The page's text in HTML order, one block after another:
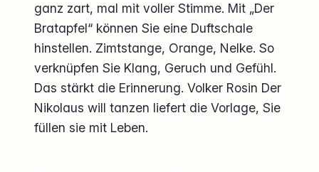
ganz zart, mal mit voller Stimme. Mit „Der
Bratapfel“ können Sie eine Duftschale
hinstellen. Zimtstange, Orange, Nelke. So
verknüpfen Sie Klang, Geruch und Gefühl.
Das stärkt die Erinnerung. Volker Rosin Der
Nikolaus will tanzen liefert die Vorlage, Sie
füllen sie mit Leben.